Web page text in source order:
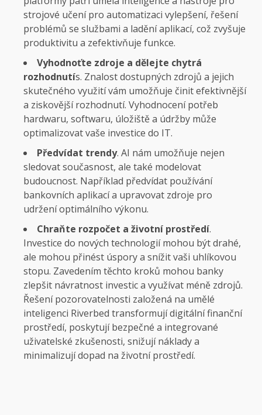
strojové učení pro automatizaci vylepšení, řešení
problémů se službami a ladění aplikací, což zvyšuje
produktivitu a zefektivňuje funkce.
Vyhodnoťte zdroje a dělejte chytrá
rozhodnutís. Znalost dostupných zdrojů a jejich
skutečného využití vám umožňuje činit efektivnější
a ziskovější rozhodnutí. Vyhodnocení potřeb
hardwaru, softwaru, úložiště a údržby může
optimalizovat vaše investice do IT.
Předvídat trendy. AI nám umožňuje nejen
sledovat současnost, ale také modelovat
budoucnost. Například předvídat používání
bankovních aplikací a upravovat zdroje pro
udržení optimálního výkonu.
Chraňte rozpočet a životní prostředí.
Investice do nových technologií mohou být drahé,
ale mohou přinést úspory a snížit vaši uhlíkovou
stopu. Zavedením těchto kroků mohou banky
zlepšit návratnost investic a využívat méně zdrojů.
Řešení pozorovatelnosti založená na umělé
inteligenci Riverbed transformují digitální finanční
prostředí, poskytují bezpečné a integrované
uživatelské zkušenosti, snižují náklady a
minimalizují dopad na životní prostředí.